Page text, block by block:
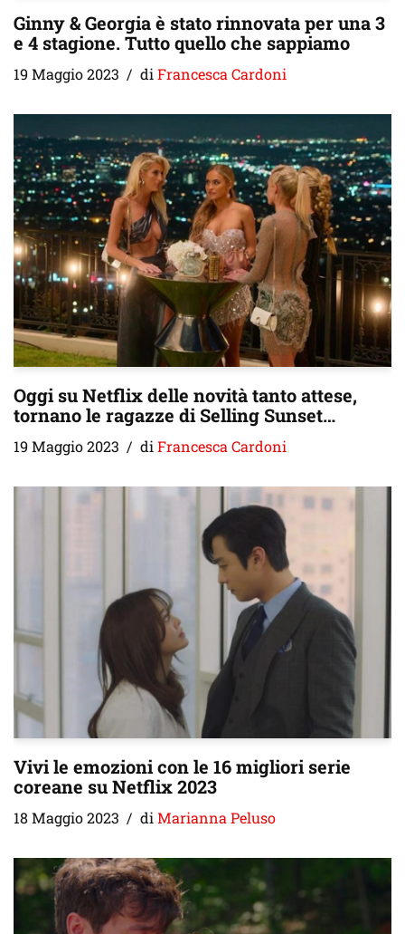
Ginny & Georgia è stato rinnovata per una 3
e 4 stagione. Tutto quello che sappiamo
19 Maggio 2023 di Francesca Cardoni
Oggi su Netflix delle novità tanto attese,
tornano le ragazze di Selling Sunset…
19 Maggio 2023 di Francesca Cardoni
Vivi le emozioni con le 16 migliori serie
coreane su Netflix 2023
18 Maggio 2023 diMarianna Peluso